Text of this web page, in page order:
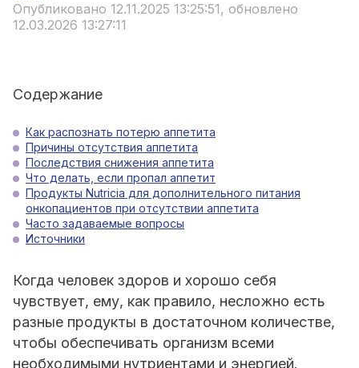
Опубликовано 12.11.2025 13:25:51, обновлено
12.03.2026 13:27:11
Содержание
Как распознать потерю аппетита
Причины отсутствия аппетита
Последствия снижения аппетита
Что делать, если пропал аппетит
Продукты Nutricia для дополнительного питания
онкопациентов при отсутствии аппетита
Часто задаваемые вопросы
Источники
Когда человек здоров и хорошо себя
чувствует, ему, как правило, несложно есть
разные продукты в достаточном количестве,
чтобы обеспечивать организм всеми
необходимыми нутриентами и энергией.